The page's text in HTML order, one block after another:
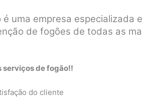
é uma empresa especializada
de fogões de todas as
serviços de fogão!!
do cliente